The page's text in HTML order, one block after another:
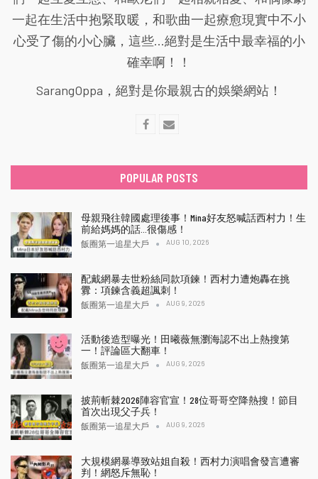
一起在生活中抱緊取暖，和歌曲一起療愈現實中不小
心受了傷的小心臟，這些...絕對是生活中最幸福的小
確幸啊！！
SarangOppa，絕對是你最親古的娛樂網站！
POPULAR POSTS
母親飛往韓國處理後事！Mina好友怒喊話西村力！生
前給媽媽的話…很傷感！
飯圈第一追星大戶 AUG 10, 2026
配戴網暴去世粉絲同款項鍊！西村力遭炮轟在挑
釁：項鍊含義超諷刺！
飯圈第一追星大戶 AUG 9, 2026
活動後造型曝光！田曦薇無瀏海認不出上熱搜第
一！評論區大翻車！
飯圈第一追星大戶 AUG 9, 2026
披荊斬棘2026陣容官宣！28位哥哥空降熱搜！節目
首次出現父子兵！
飯圈第一追星大戶 AUG 9, 2026
大規模網暴導致站姐自殺！西村力演唱會發言遭審
判！網怒斥無恥！